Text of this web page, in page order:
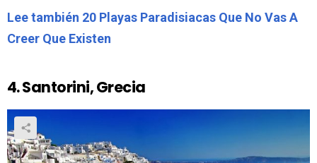
Lee también 20 Playas Paradisiacas Que No Vas A
Creer Que Existen
4. Santorini, Grecia